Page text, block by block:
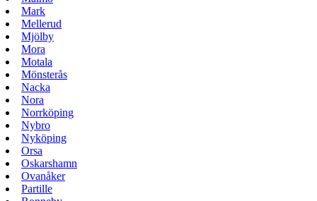
Mark
Mellerud
Mjölby
Mora
Motala
Mönsterås
Nacka
Nora
Norrköping
Nybro
Nyköping
Orsa
Oskarshamn
Ovanåker
Partille